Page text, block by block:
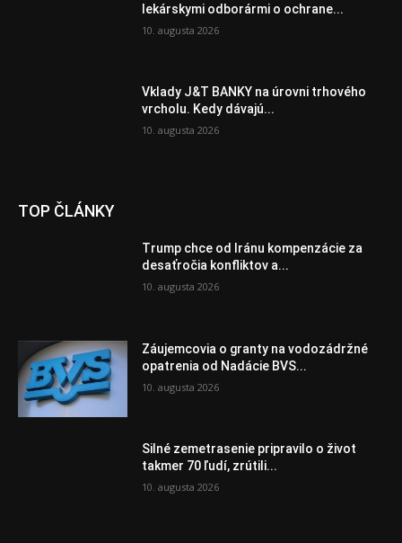
lekárskymi odborármi o ochrane...
10. augusta 2026
Vklady J&T BANKY na úrovni trhového
vrcholu. Kedy dávajú...
10. augusta 2026
TOP ČLÁNKY
Trump chce od Iránu kompenzácie za
desaťročia konfliktov a...
10. augusta 2026
Záujemcovia o granty na vodozádržné
opatrenia od Nadácie BVS...
10. augusta 2026
Silné zemetrasenie pripravilo o život
takmer 70 ľudí, zrútili...
10. augusta 2026